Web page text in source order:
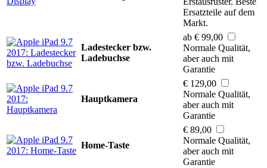
Ersatzteile auf dem
Markt.
Ladestecker bzw.
Ladebuchse
ab € 99,00
Normale Qualität,
aber auch mit
Garantie
Hauptkamera
€ 129,00
Normale Qualität,
aber auch mit
Garantie
Home-Taste
€ 89,00
Normale Qualität,
aber auch mit
Garantie